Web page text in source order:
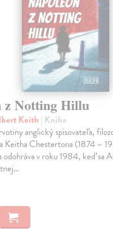
z Notting Hillu
Keith | Kniha
anglický spisovateľa,
Keitha Chestertona (1874 –
v roku 1984, keď sa